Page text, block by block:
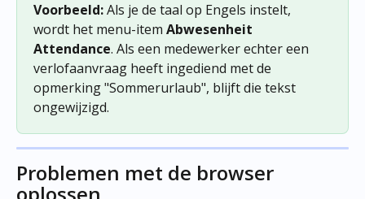
Voorbeeld: Als je de taal op Engels instelt,
wordt het menu-item Abwesenheit
Attendance. Als een medewerker echter een
verlofaanvraag heeft ingediend met de
opmerking "Sommerurlaub", blijft die tekst
ongewijzigd.
Problemen met de browser